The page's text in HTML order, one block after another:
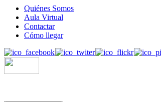
Quiénes Somos
Aula Virtual
Contactar
Cómo llegar